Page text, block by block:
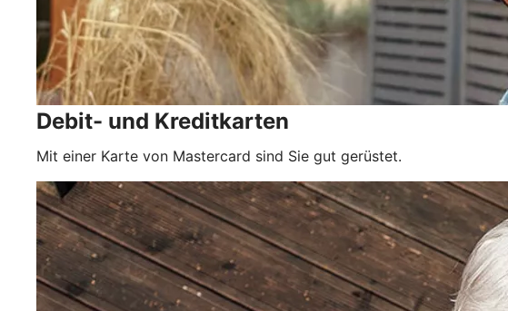
Debit- und Kreditkarten
Mit einer Karte von Mastercard sind Sie gut gerüstet.